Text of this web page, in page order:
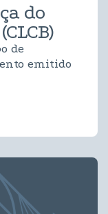
do
de
emitido